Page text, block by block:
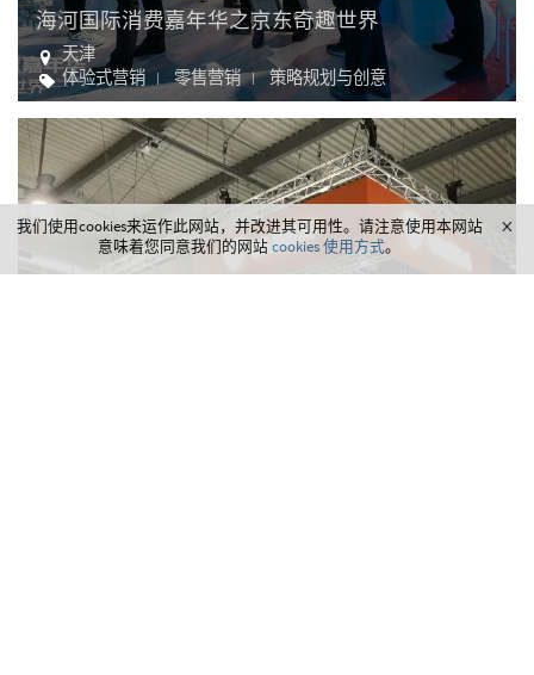
海河国际消费嘉年华之京东奇趣世界
天津
体验式营销
零售营销
策略规划与创意
零售
我们使用cookies来运作此网站，并改进其可用性。请注意使用本网站
意味着您同意我们的网站cookies 使用方式。